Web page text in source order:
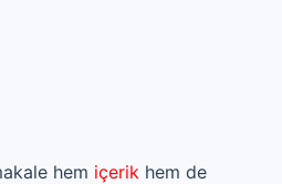
hem içerik hem de